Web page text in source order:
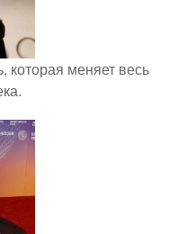
которая меняет весь